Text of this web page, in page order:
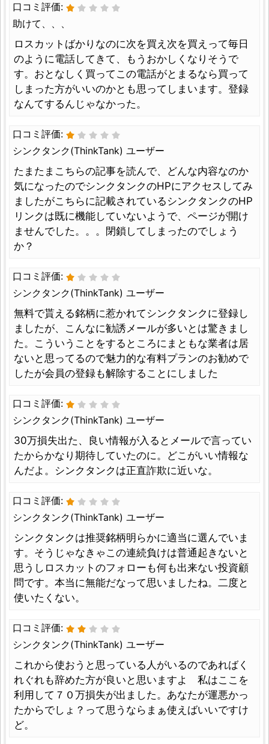
口コミ評価:
助けて、、、
ロスカットばかりなのに次を買え次を買えって毎日
のように電話してきて、もうおかしくなりそうで
す。おとなしく買ってこの電話がとまるなら買って
しまった方がいいのかとも思ってしまいます。登録
なんてするんじゃなかった。
口コミ評価:
シンクタンク(ThinkTank) ユーザー
たまたまこちらの記事を読んで、どんな内容なのか
気になったのでシンクタンクのHPにアクセスしてみ
ましたがこちらに記載されているシンクタンクのHP
リンクは既に機能していないようで、ページが開け
ませんでした。。。閉鎖してしまったのでしょう
か？
口コミ評価:
シンクタンク(ThinkTank) ユーザー
無料で貰える銘柄に惹かれてシンクタンクに登録し
ましたが、こんなに勧誘メールが多いとは驚きまし
た。こういうことをするところにまともな業者は居
ないと思ってるので魅力的な有料プランのお勧めで
したが会員の登録も解除することにしました
口コミ評価:
シンクタンク(ThinkTank) ユーザー
30万損失出た、良い情報が入るとメールで言ってい
たからかなり期待していたのに。どこがいい情報な
んだよ。シンクタンクは正直詐欺に近いな。
口コミ評価:
シンクタンク(ThinkTank) ユーザー
シンクタンクは推奨銘柄明らかに適当に選んでいま
す。そうじゃなきゃこの連続負けは普通起きないと
思うしロスカットのフォローも何も出来ない投資顧
問です。本当に無能だなって思いましたね。二度と
使いたくない。
口コミ評価:
シンクタンク(ThinkTank) ユーザー
これから使おうと思っている人がいるのであればく
れぐれも辞めた方が良いと思いますよ 私はここを
利用して７０万損失が出ました。あなたが運悪かっ
たからでしょ？って思うならまぁ使えばいいですけ
ど。